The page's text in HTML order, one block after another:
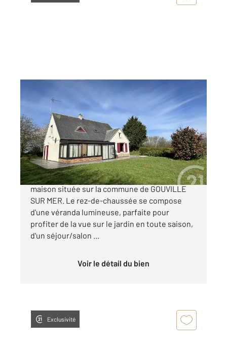
125 m
2, 6 pièces
Ref : 16825
Maison à vendre
285 000 €
CENTURY 21 ROYER IMMO vous propose, cette
maison située sur la commune de GOUVILLE
SUR MER. Le rez-de-chaussée se compose
d'une véranda lumineuse, parfaite pour
profiter de la vue sur le jardin en toute saison,
d'un séjour/salon ...
Voir le détail du bien
Exclusivité